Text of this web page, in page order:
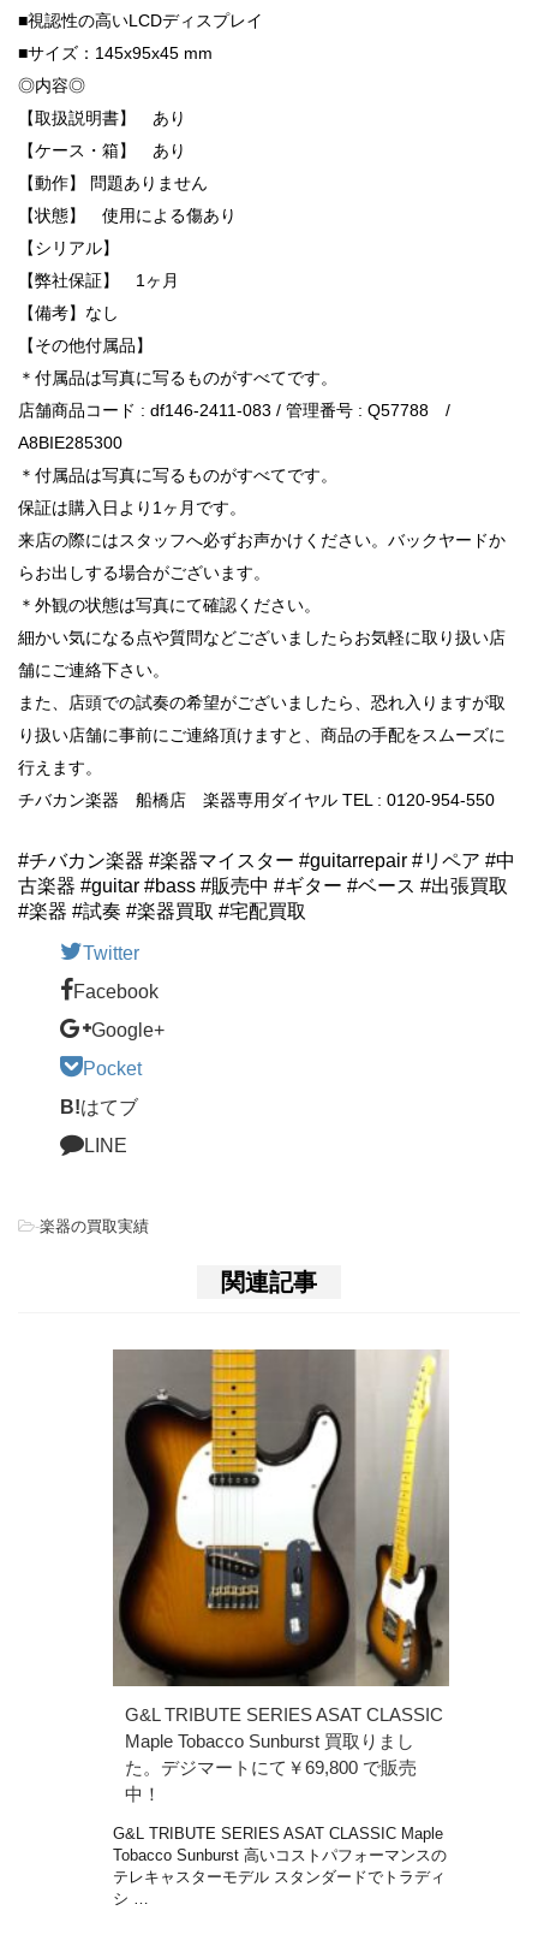
■視認性の高いLCDディスプレイ
■サイズ：145x95x45 mm
◎内容◎
【取扱説明書】 あり
【ケース・箱】 あり
【動作】 問題ありません
【状態】 使用による傷あり
【シリアル】
【弊社保証】 1ヶ月
【備考】なし
【その他付属品】
＊付属品は写真に写るものがすべてです。
店舗商品コード : df146-2411-083 / 管理番号 : Q57788 /
A8BIE285300
＊付属品は写真に写るものがすべてです。
保証は購入日より1ヶ月です。
来店の際にはスタッフへ必ずお声かけください。バックヤードか
らお出しする場合がございます。
＊外観の状態は写真にて確認ください。
細かい気になる点や質問などございましたらお気軽に取り扱い店
舗にご連絡下さい。
また、店頭での試奏の希望がございましたら、恐れ入りますが取
り扱い店舗に事前にご連絡頂けますと、商品の手配をスムーズに
行えます。
チバカン楽器 船橋店 楽器専用ダイヤル TEL : 0120-954-550
#チバカン楽器 #楽器マイスター #guitarrepair #リペア #中
古楽器 #guitar #bass #販売中 #ギター #ベース #出張買取
#楽器 #試奏 #楽器買取 #宅配買取
Twitter
Facebook
Google+
Pocket
B!はてブ
LINE
-楽器の買取実績
関連記事
G&L TRIBUTE SERIES ASAT CLASSIC
Maple Tobacco Sunburst 買取りまし
た。デジマートにて￥69,800 で販売
中！
G&L TRIBUTE SERIES ASAT CLASSIC Maple
Tobacco Sunburst 高いコストパフォーマンスの
テレキャスターモデル スタンダードでトラディ
シ …